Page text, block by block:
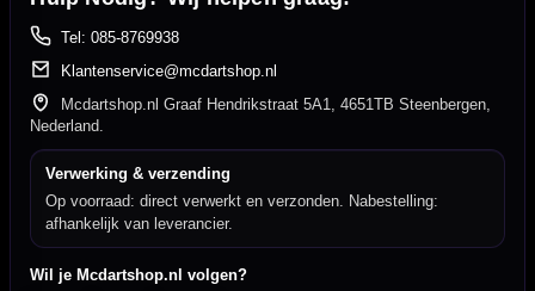
Tel: 085-8769938
Klantenservice@mcdartshop.nl
Mcdartshop.nl Graaf Hendrikstraat 5A1, 4651TB Steenbergen,
Nederland.
Verwerking & verzending
Op voorraad: direct verwerkt en verzonden. Nabestelling:
afhankelijk van leverancier.
Wil je Mcdartshop.nl volgen?